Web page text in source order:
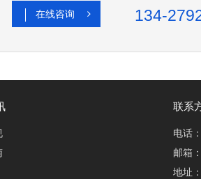
在线咨询 134-
联系
电话
邮箱
地址